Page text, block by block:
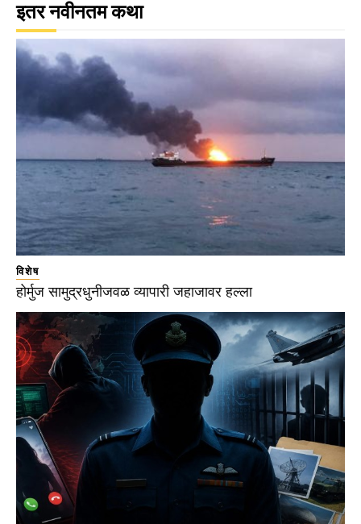
इतर नवीनतम कथा
विशेष
होर्मुज सामुद्रधुनीजवळ व्यापारी जहाजावर हल्ला